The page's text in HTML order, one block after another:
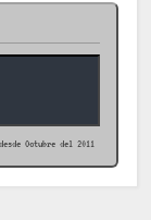
desde Octubre del 2011